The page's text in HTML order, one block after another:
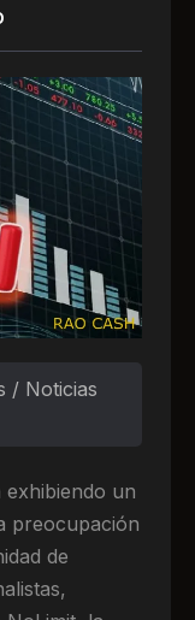
/ Noticias
exhibiendo un
preocupación
de